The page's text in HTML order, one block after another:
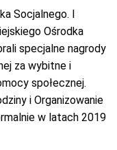
Socjalnego. I
Ośrodka
specjalne nagrody
za wybitne i
społecznej.
i Organizowanie
w latach 2019